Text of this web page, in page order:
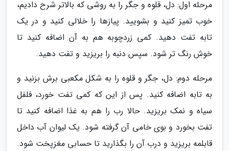
مرحله اول: دل، قلوه و جگر را به روشی که بالاتر شرح دادیم،
خوب تمیز کنید و بشویید. پیازها را خلالی کنید و در یک
تابه تفت دهید. کمی زردچوبه هم به آن اضافه کنید تا
خوش رنگ تر شود. سپس دنبه را بریزید و تفت دهید.
مرحله دوم: دل، جگر و قلوه را به شکل مکعبی برش بزنید و
به تابه اضافه کنید. پس از این که کمی تفت خورد، فلفل
سیاه و نمک بریزید. حالا رب را هم به غذا اضافه کنید تا
تفت بخورد و بوی خامی آن گرفته شود. یک لیوان آب داخل
قابلمه بریزید و درب آن را بگذارید تا حسابی مغزپخت شود.